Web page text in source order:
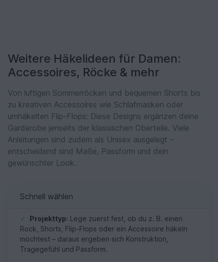
Weitere Häkelideen für Damen:
Accessoires, Röcke & mehr
Von luftigen Sommerröcken und bequemen Shorts bis
zu kreativen Accessoires wie Schlafmasken oder
umhäkelten Flip-Flops: Diese Designs ergänzen deine
Garderobe jenseits der klassischen Oberteile. Viele
Anleitungen sind zudem als Unisex ausgelegt –
entscheidend sind Maße, Passform und dein
gewünschter Look.
Schnell wählen
✓ Projekttyp: Lege zuerst fest, ob du z. B. einen
Rock, Shorts, Flip-Flops oder ein Accessoire häkeln
möchtest – daraus ergeben sich Konstruktion,
Tragegefühl und Passform.